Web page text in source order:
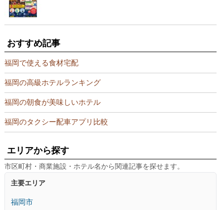
おすすめ記事
福岡で使える食材宅配
福岡の高級ホテルランキング
福岡の朝食が美味しいホテル
福岡のタクシー配車アプリ比較
エリアから探す
市区町村・商業施設・ホテル名から関連記事を探せます。
主要エリア
福岡市